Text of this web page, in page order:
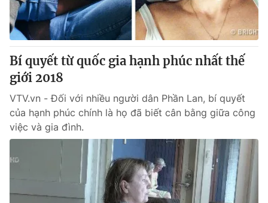
Bí quyết từ quốc gia hạnh phúc nhất thế
giới 2018
VTV.vn - Đối với nhiều người dân Phần Lan, bí quyết
của hạnh phúc chính là họ đã biết cân bằng giữa công
việc và gia đình.